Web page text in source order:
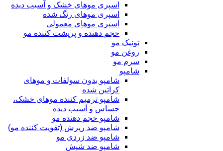
اسپری موهای خشک و آسیب دیده
اسپری موهای رنگ شده
اسپری موهای معمولی
حجم دهنده و پرپشت کننده مو
تونیک مو
روغن مو
سرم مو
شامپو
شامپو بدون سولفات و موهای
کراتین شده
شامپو ترمیم کننده موهای خشک،
حساس و آسیب دیده
شامپو حجم دهنده مو
شامپو ضد ریزش (تقویت کننده مو)
شامپو ضد زردی مو
شامپو ضد شپش